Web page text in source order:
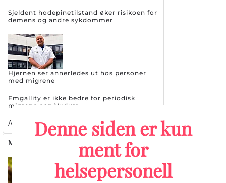
Sjeldent hodepinetilstand øker risikoen for
demens og andre sykdommer
Hjernen ser annerledes ut hos personer
med migrene
Emgallity er ikke bedre for periodisk
migrene enn Vydura
Alle artikler
Multippel sklerose
Denne siden er kun
ment for
helsepersonell